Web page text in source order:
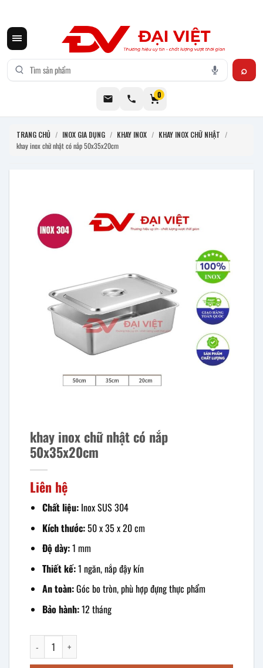
0
TRANG CHỦ / INOX GIA DỤNG / KHAY INOX / KHAY INOX CHỮ NHẬT /
khay inox chữ nhật có nắp 50x35x20cm
khay inox chữ nhật có nắp
50x35x20cm
Liên hệ
Chất liệu:Inox SUS 304
Kích thước:50 x 35 x 20 cm
Độ dày:1 mm
Thiết kế:1 ngăn, nắp đậy kín
An toàn:Góc bo tròn, phù hợp đựng thực phẩm
Bảo hành:12 tháng
khay inox chữ nhật có nắp 50x35x20cm số lượng